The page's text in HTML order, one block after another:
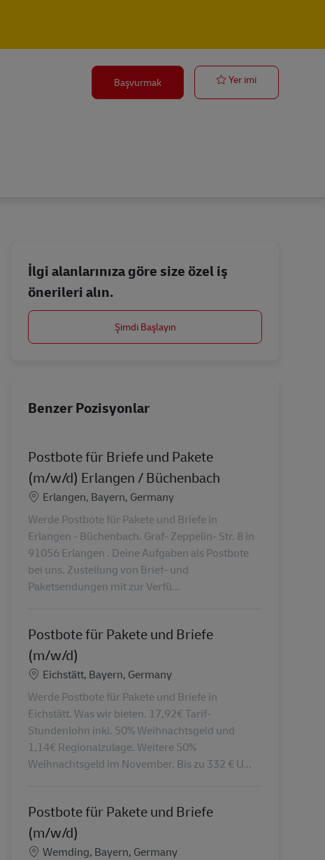
Başvurmak Yer imiPostbote für
İlgi alanlarınıza göre size özel iş
önerileri alın.
Şimdi Başlayın
Benzer Pozisyonlar
Postbote für Briefe und Pakete
(m/w/d) Erlangen / Büchenbach
Konum
Erlangen, Bayern, Germany
Werde Postbote für Pakete und Briefe in
Erlangen - Büchenbach. Graf- Zeppelin- Str. 8 in
91056 Erlangen . Deine Aufgaben als Postbote
bei uns. Zustellung von Brief- und
Paketsendungen mit zur Verfü...
Postbote für Pakete und Briefe
(m/w/d)
Konum
Eichstätt, Bayern, Germany
Werde Postbote für Pakete und Briefe in
Eichstätt. Was wir bieten. 17,92€ Tarif-
Stundenlohn inkl. 50% Weihnachtsgeld und
1,14€ Regionalzulage. Weitere 50%
Weihnachtsgeld im November. Bis zu 332 € U...
Postbote für Pakete und Briefe
(m/w/d)
Konum
Wemding, Bayern, Germany